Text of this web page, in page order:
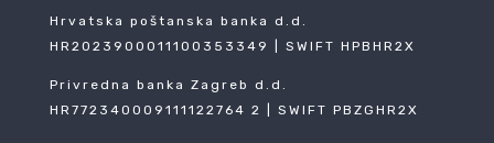
Hrvatska poštanska banka d.d.
HR2023900011100353349 | SWIFT HPBHR2X
Privredna banka Zagreb d.d.
HR772340009111122764 2 | SWIFT PBZGHR2X